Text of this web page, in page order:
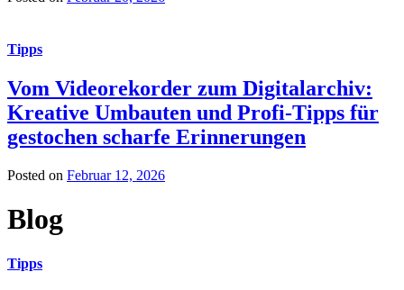
Tipps
Vom Videorekorder zum Digitalarchiv:
Kreative Umbauten und Profi-Tipps für
gestochen scharfe Erinnerungen
Posted on Februar 12, 2026
Blog
Tipps